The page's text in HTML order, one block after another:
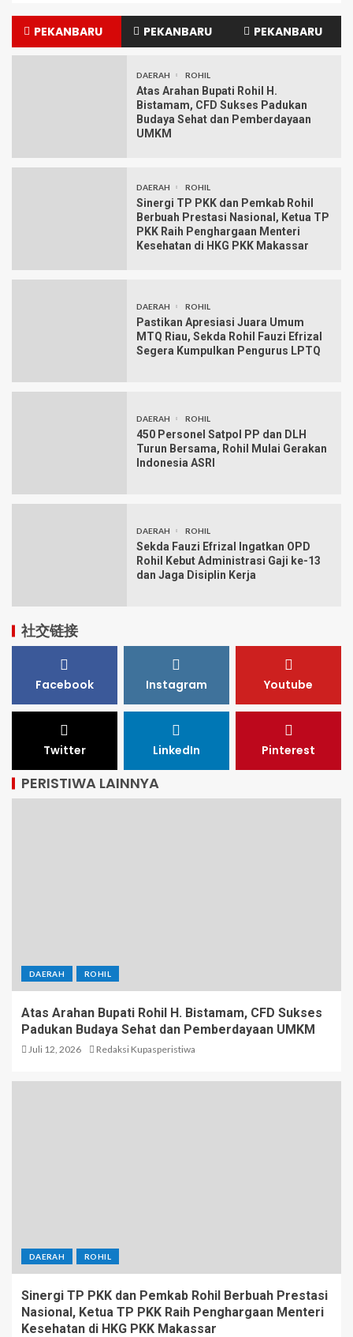
PEKANBARU PEKANBARU PEKANBARU
DAERAH ROHIL
Atas Arahan Bupati Rohil H.
Bistamam, CFD Sukses Padukan
Budaya Sehat dan Pemberdayaan
UMKM
DAERAH ROHIL
Sinergi TP PKK dan Pemkab Rohil
Berbuah Prestasi Nasional, Ketua TP
PKK Raih Penghargaan Menteri
Kesehatan di HKG PKK Makassar
DAERAH ROHIL
Pastikan Apresiasi Juara Umum
MTQ Riau, Sekda Rohil Fauzi Efrizal
Segera Kumpulkan Pengurus LPTQ
DAERAH ROHIL
450 Personel Satpol PP dan DLH
Turun Bersama, Rohil Mulai Gerakan
Indonesia ASRI
DAERAH ROHIL
Sekda Fauzi Efrizal Ingatkan OPD
Rohil Kebut Administrasi Gaji ke-13
dan Jaga Disiplin Kerja
社交链接
Facebook Instagram Youtube
Twitter LinkedIn Pinterest
PERISTIWA LAINNYA
DAERAH ROHIL
Atas Arahan Bupati Rohil H. Bistamam, CFD Sukses
Padukan Budaya Sehat dan Pemberdayaan UMKM
Juli 12, 2026 Redaksi Kupasperistiwa
DAERAH ROHIL
Sinergi TP PKK dan Pemkab Rohil Berbuah Prestasi
Nasional, Ketua TP PKK Raih Penghargaan Menteri
Kesehatan di HKG PKK Makassar